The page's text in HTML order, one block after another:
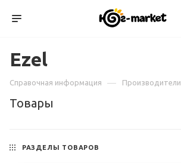
Ezel
Справочная информация — Производители
Товары
РАЗДЕЛЫ ТОВАРОВ